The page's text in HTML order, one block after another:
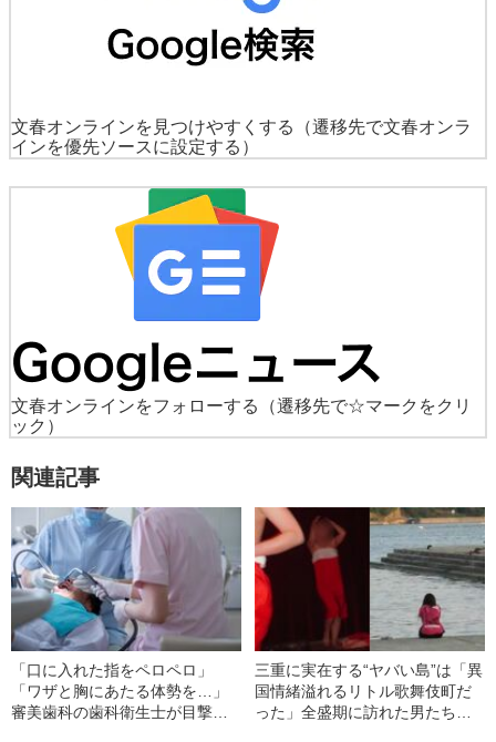
文春オンラインを見つけやすくする
（遷移先で文春オンラ
インを優先ソースに設定する）
文春オンラインをフォローする
（遷移先で☆マークをクリ
ック）
関連記事
「口に入れた指をペロペロ」
「ワザと胸にあたる体勢を…」
審美歯科の歯科衛生士が目撃し
三重に実在する“ヤバい島”は「異
国情緒溢れるリトル歌舞伎町だ
った」全盛期に訪れた男たちが